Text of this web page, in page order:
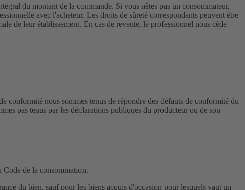
du montant de la commande. Si vous nêtes pas un consommateur,
avec l'acheteur. Les droits de sûreté correspondants peuvent être
de leur établissement. En cas de revente, le professionnel nous cède
nous sommes tenus de répondre des défauts de conformité du
pas tenus par les déclarations publiques du producteur ou de son
Code de la consommation.
du bien, sauf pour les biens acquis d'occasion pour lesquels vaut un